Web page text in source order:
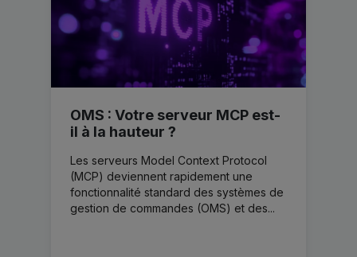
OMS : Votre serveur MCP est-
il à la hauteur ?
Les serveurs Model Context Protocol
(MCP) deviennent rapidement une
fonctionnalité standard des systèmes de
gestion de commandes (OMS) et des...